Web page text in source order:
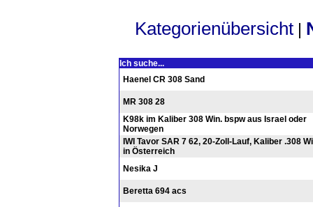
Kategorienübersicht
Ich suche...
Haenel CR 308 Sand
MR 308 28
K98k im Kaliber 308 Win. bspw aus Israel oder
Norwegen
IWI Tavor SAR 7 62, 20-Zoll-Lauf, Kaliber .308
in Österreich
Nesika J
Beretta 694 acs